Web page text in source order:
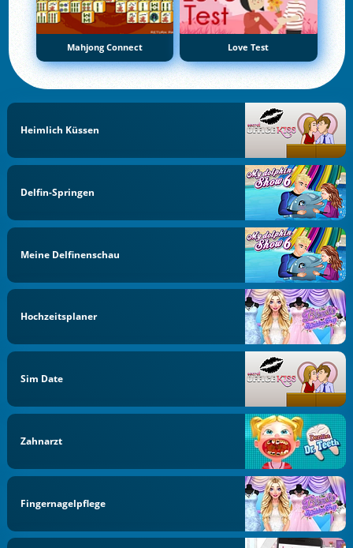
Mahjong Connect Love Test
Heimlich Küssen
Delfin-Springen
Meine Delfinenschau
Hochzeitsplaner
Sim Date
Zahnarzt
Fingernagelpflege